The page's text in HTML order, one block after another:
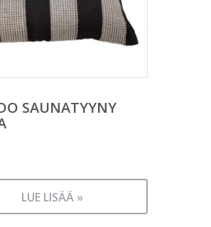
SAUNATYYNY
LUE LISÄÄ »